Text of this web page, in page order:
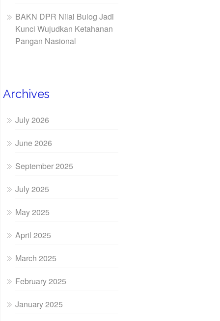
BAKN DPR Nilai Bulog Jadi
Kunci Wujudkan Ketahanan
Pangan Nasional
Archives
July 2026
June 2026
September 2025
July 2025
May 2025
April 2025
March 2025
February 2025
January 2025